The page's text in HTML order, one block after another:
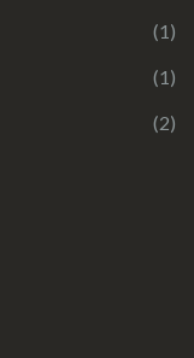
(1)
(1)
(2)